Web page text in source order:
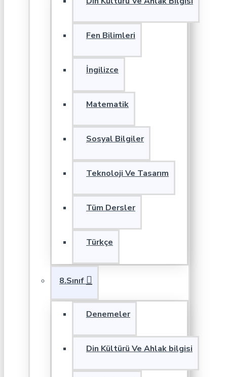
Fen Bilimleri
İngilizce
Matematik
Sosyal Bilgiler
Teknoloji Ve Tasarım
Tüm Dersler
Türkçe
8.Sınıf
Denemeler
Din Kültürü Ve Ahlak bilgisi